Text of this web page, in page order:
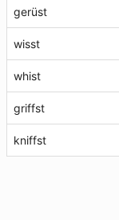
gerüst
wisst
whist
griffst
kniffst